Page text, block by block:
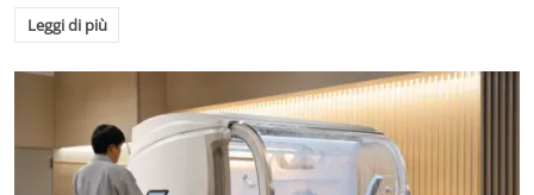
Leggi di più